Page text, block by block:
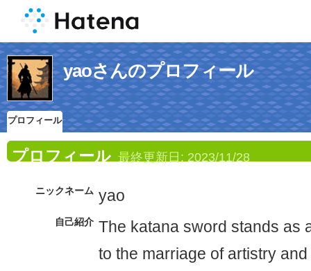
yaoさんのプロフィール
プロフィール
プロフィール 最終更新日: 2023/11/28
ニックネーム yao
自己紹介 The katana sword stands as
to the marriage of artistry